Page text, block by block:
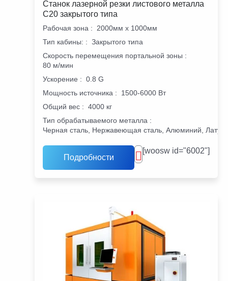
Станок лазерной резки листового металла
C20 закрытого типа
Рабочая зона :
2000мм х 1000мм
Тип кабины: : Закрытого типа
Скорость перемещения портальной зоны :
80 м/мин
Ускорение : 0.8 G
Мощность источника :
1500-6000 Вт
Общий вес : 4000 кг
Тип обрабатываемого металла :
Черная сталь, Нержавеющая сталь, Алюминий,
Подробности
[woosw id="6002"]